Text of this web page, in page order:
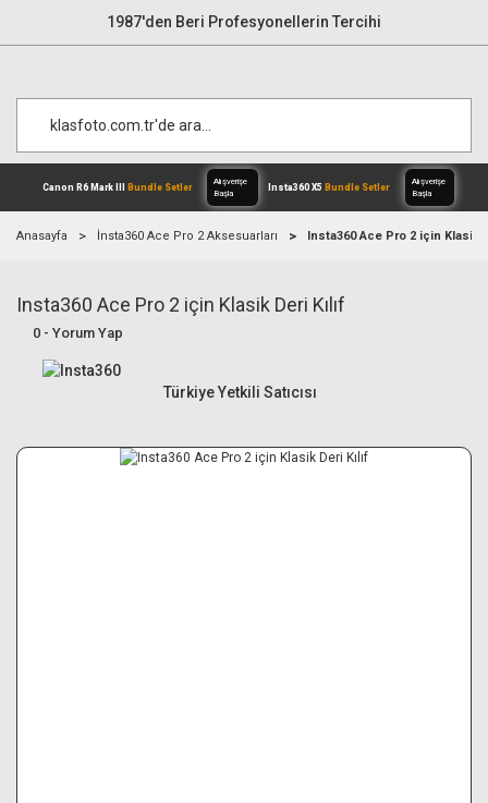
1987'den Beri Profesyonellerin Tercihi
Canon R6 Mark IIIBundle Setler
Anasayfa İnsta360 Ace Pro 2 Aksesuarları Insta360 Ace Pro 2 için Klasik
Insta360 Ace Pro 2 için Klasik Deri Kılıf
0 - Yorum Yap
Türkiye Yetkili Satıcısı